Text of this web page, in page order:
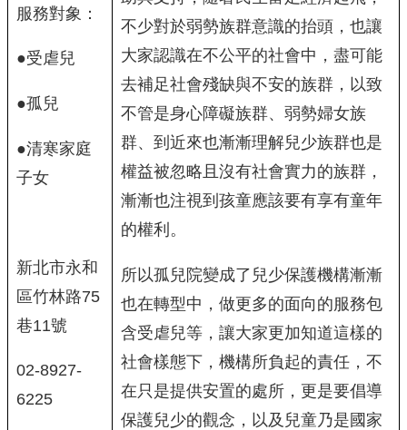
服務對象：
●受虐兒
●孤兒
●清寒家庭
子女
新北市永和
區竹林路75
巷11號
02-8927-
6225
不少對於弱勢族群意識的抬頭，也讓
大家認識在不公平的社會中，盡可能
去補足社會殘缺與不安的族群，以致
不管是身心障礙族群、弱勢婦女族
群、到近來也漸漸理解兒少族群也是
權益被忽略且沒有社會實力的族群，
漸漸也注視到孩童應該要有享有童年
的權利。
所以孤兒院變成了兒少保護機構漸漸
也在轉型中，做更多的面向的服務包
含受虐兒等，讓大家更加知道這樣的
社會樣態下，機構所負起的責任，不
在只是提供安置的處所，更是要倡導
保護兒少的觀念，以及兒童乃是國家